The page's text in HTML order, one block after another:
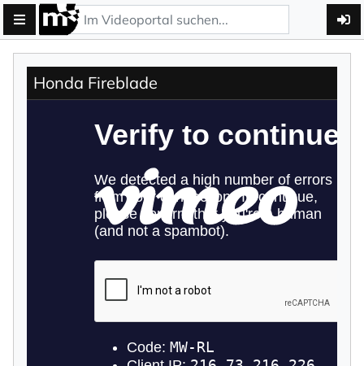
Honda Fireblade